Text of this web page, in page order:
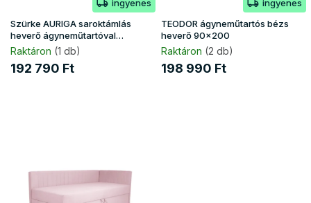
i
s
t
á
ingyenes
Szürke AURIGA saroktámlás
heverő ágyneműtartóval
90x200
Raktáron (1 db)
192 790 Ft
ingyenes
TEODOR ágyneműtartós bézs
heverő 90x200
Raktáron (2 db)
198 990 Ft